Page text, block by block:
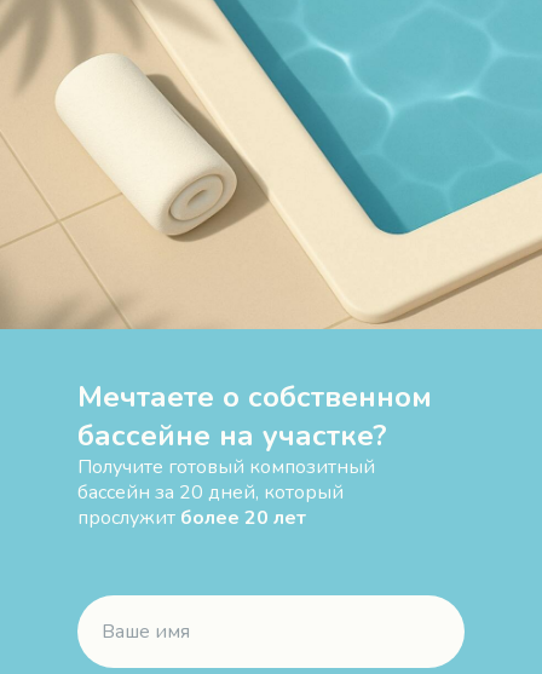
Мечтаете о собственном
бассейне на участке?
Получите готовый композитный
бассейн за 20 дней, который
прослужит более 20 лет